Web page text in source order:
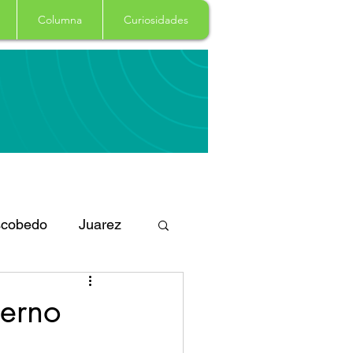
Columna Curiosidades
Juarez
Arte